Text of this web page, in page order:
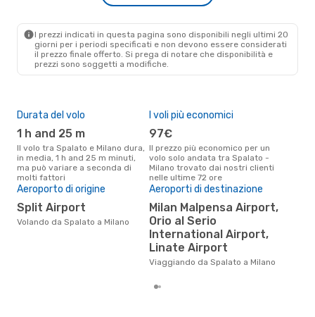
I prezzi indicati in questa pagina sono disponibili negli ultimi 20
giorni per i periodi specificati e non devono essere considerati
il ​​prezzo finale offerto. Si prega di notare che disponibilità e
prezzi sono soggetti a modifiche.
Durata del volo
1 h and 25 m
Il volo tra Spalato e Milano dura,
in media, 1 h and 25 m minuti,
ma può variare a seconda di
molti fattori
I voli più economici
97€
Il prezzo più economico per un
volo solo andata tra Spalato -
Milano trovato dai nostri clienti
nelle ultime 72 ore
Aeroporto di origine
Split Airport
Volando da Spalato a Milano
Aeroporti di destinazione
Milan Malpensa Airport,
Orio al Serio
International Airport,
Linate Airport
Viaggiando da Spalato a Milano